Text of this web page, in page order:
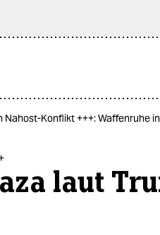
Nahost-Konflikt +++: Waffenruhe
laut